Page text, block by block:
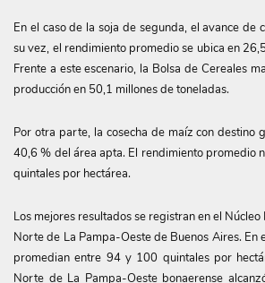
En el caso de la soja de segunda, el avance de
su vez, el rendimiento promedio se ubica en
Frente a este escenario, la Bolsa de Cereales
producción en 50,1 millones de toneladas.
Por otra parte, la cosecha de maíz con destino
40,6 % del área apta. El rendimiento promedio
quintales por hectárea.
Los mejores resultados se registran en el
Norte de La Pampa-Oeste de Buenos Aires. En
promedian entre 94 y 100 quintales por
Norte de La Pampa-Oeste bonaerense